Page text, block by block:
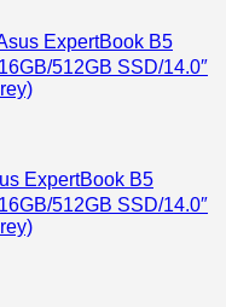
ExpertBook B5
512GB SSD/14.0″